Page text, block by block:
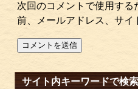
次回のコメントで使用す
前、メールアドレス、サイ
サイト内キーワードで検